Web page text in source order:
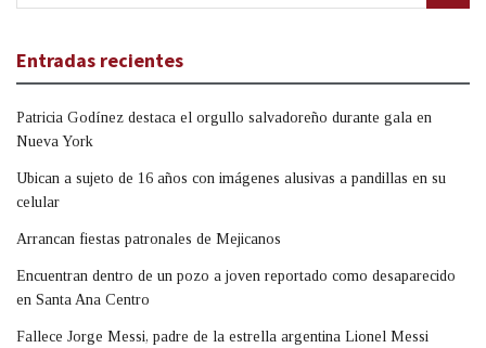
Entradas recientes
Patricia Godínez destaca el orgullo salvadoreño durante gala en
Nueva York
Ubican a sujeto de 16 años con imágenes alusivas a pandillas en su
celular
Arrancan fiestas patronales de Mejicanos
Encuentran dentro de un pozo a joven reportado como desaparecido
en Santa Ana Centro
Fallece Jorge Messi, padre de la estrella argentina Lionel Messi